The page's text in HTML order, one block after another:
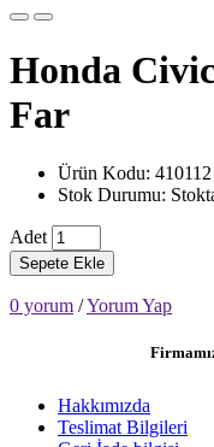
Honda
Far
Ürün Kodu: 410112
Stok Durumu:
Adet
Sepete Ekle
0 yorum /Yorum Yap
Firmamız
Hakkımızda
Teslimat Bilgileri